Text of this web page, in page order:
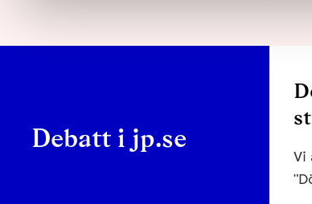
Debatt i jp.se
Vi